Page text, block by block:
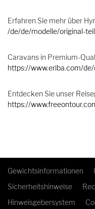
Erfahren Sie mehr über
/de/de/modelle/original-
Caravans in Premium-
https://www.eriba.com/
Entdecken Sie unser
https://
Gewichtsinformationen
Sicherheitshinweise
Hinweisgebersystem